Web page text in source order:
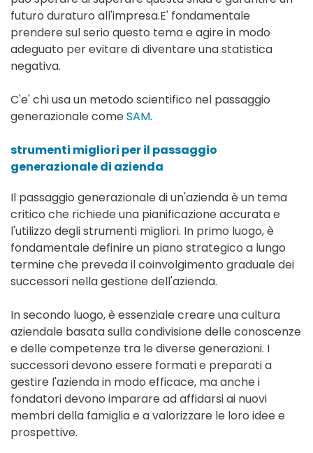
futuro duraturo all'impresa.E' fondamentale
prendere sul serio questo tema e agire in modo
adeguato per evitare di diventare una statistica
negativa.
C'e' chi usa un metodo scientifico nel passaggio
generazionale comeSAM.
strumenti migliori per il passaggio
generazionale di azienda
Il passaggio generazionale di un'azienda è un tema
critico che richiede una pianificazione accurata e
l'utilizzo degli strumenti migliori. In primo luogo, è
fondamentale definire un piano strategico a lungo
termine che preveda il coinvolgimento graduale dei
successori nella gestione dell'azienda.
In secondo luogo, è essenziale creare una cultura
aziendale basata sulla condivisione delle conoscenze
e delle competenze tra le diverse generazioni. I
successori devono essere formati e preparati a
gestire l'azienda in modo efficace, ma anche i
fondatori devono imparare ad affidarsi ai nuovi
membri della famiglia e a valorizzare le loro idee e
prospettive.